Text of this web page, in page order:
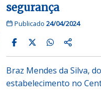
segurança
Publicado 24/04/2024
Braz Mendes da Silva,
estabelecimento no